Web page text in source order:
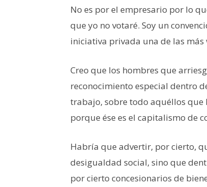
No es por el empresario por lo
que yo no votaré. Soy un
iniciativa privada una de las
Creo que los hombres que
reconocimiento especial dentro
trabajo, sobre todo aquéllos que
porque ése es el capitalismo de
Habría que advertir, por cierto,
desigualdad social, sino que
por cierto concesionarios de